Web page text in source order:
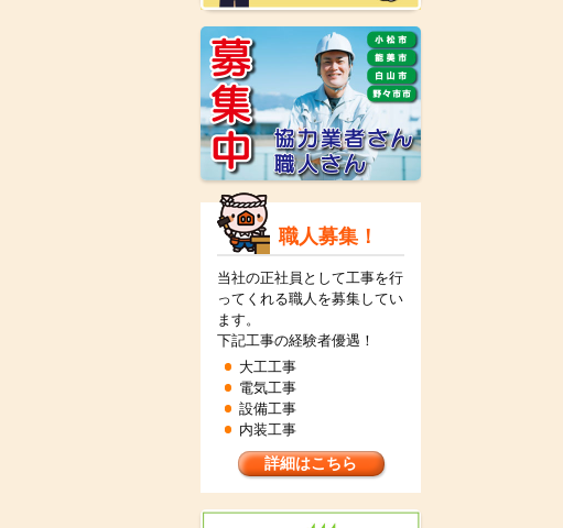
職人募集！
当社の正社員として工事を行
ってくれる職人を募集してい
ます。
下記工事の経験者優遇！
大工工事
電気工事
設備工事
内装工事
詳細はこちら